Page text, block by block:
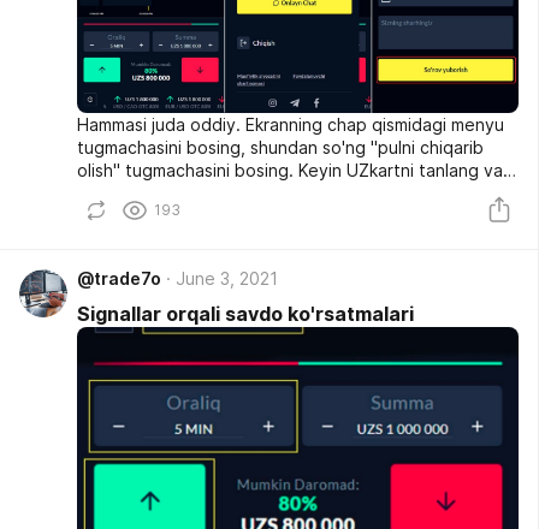
Hammasi juda oddiy. Ekranning chap qismidagi menyu
tugmachasini bosing, shundan so'ng "pulni chiqarib
olish" tugmachasini bosing. Keyin UZkartni tanlang va
siz pul olishni istagan bank kartangiz raqamini kiriting.
Shundan so'ng, o'tkazma miqdorini tanlang (minimal
193
@trade7o June 3, 2021
Signallar orqali savdo ko'rsatmalari